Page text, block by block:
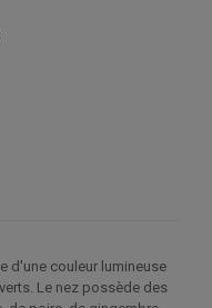
d'une couleur lumineuse
Le nez possède des